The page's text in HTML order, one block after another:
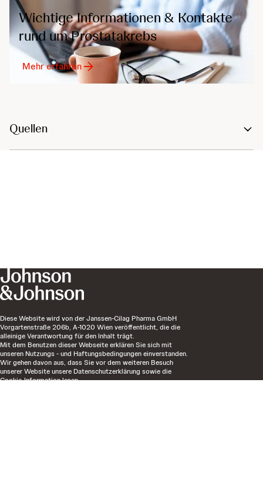
Wichtige Informationen & Kontakte
rund um Prostatakrebs
Mehr erfahren
Quellen
Diese Website wird von der Janssen-Cilag Pharma GmbH
Vorgartenstraße 206b, A-1020 Wien veröffentlicht, die die
alleinige Verantwortung für den Inhalt trägt.
Mit dem Benutzen dieser Webseite erklären Sie sich mit
unseren Nutzungs - und Haftungsbedingungen einverstanden.
Wir gehen davon aus, dass Sie vor dem weiteren Besuch
unserer Website unsere Datenschutzerklärung sowie die
Cookie-Information lesen.